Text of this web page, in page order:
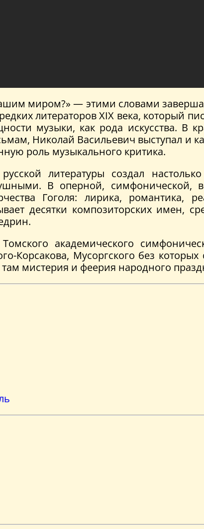
миром?» — этими словами
литераторов XIX века, который
музыки, как рода искусства. В
Николай Васильевич выступал и
роль музыкального критика.
литературы создал
В оперной, симфонической,
Гоголя: лирика, романтика,
десятки композиторских имен,
академического
Корсакова, Мусоргского без
там мистерия и феерия народного